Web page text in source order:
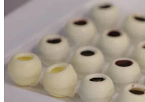
Kỹ Thuật Viên Điện Lạnh Ô Tô
Kỹ Thuật Viên Điện – Điện
Kỹ Thuật Viên Điện Lạnh
Kỹ Thuật Viên Điện Dân
Kỹ Thuật Viên Điện Công
Nghiệp Vụ Tư Vấn & Giám
Sửa Chữa Điện Lạnh Dân
Chuyên Viên Chẩn Đoán ECU
Kỹ Thuật Viên Đại Tu Hộp
Kỹ Thuật Quấn Dây Và Sửa